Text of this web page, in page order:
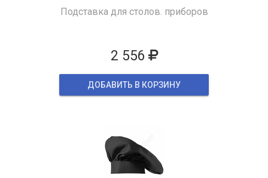
Подставка для столов. приборов
2 556
ДОБАВИТЬ В КОРЗИНУ